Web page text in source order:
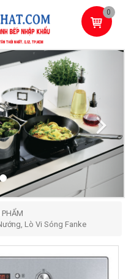
0
PHẨM
Lò Vi Sóng Fanke